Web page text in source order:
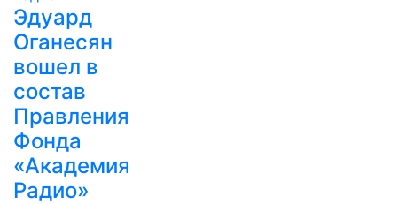
Эдуард
Оганесян
вошел в
состав
Правления
Фонда
«Академия
Радио»